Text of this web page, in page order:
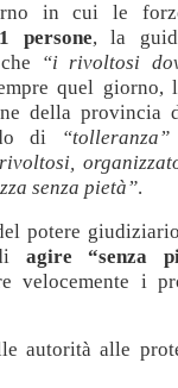
in cui le
persone, la
“i rivoltosi
quel giorno,
della provincia
di
“tolleranza”
senza pietà”.
potere
agire “senza
velocemente i
autorità alle